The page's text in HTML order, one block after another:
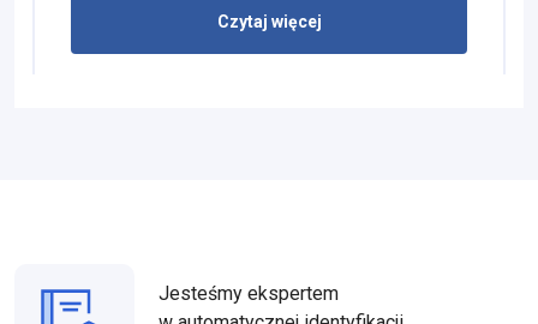
Czytaj więcej
Jesteśmy ekspertem